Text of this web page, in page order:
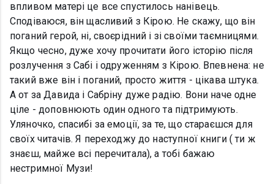
впливом матері це все спустилось нанівець.
Сподіваюся, він щасливий з Кірою. Не скажу, що він
поганий герой, ні, своєрідний і зі своїми таємницями.
Якщо чесно, дуже хочу прочитати його історію після
розлучення з Сабі і одруженням з Кірою. Впевнена: не
такий вже він і поганий, просто життя - цікава штука.
А от за Давида і Сабріну дуже радію. Вони наче одне
ціле - доповнюють один одного та підтримують.
Уляночко, спасибі за емоції, за те, що стараєшся для
своїх читачів. Я переходжу до наступної книги ( ти ж
знаєш, майже всі перечитала), а тобі бажаю
нестримної Музи!